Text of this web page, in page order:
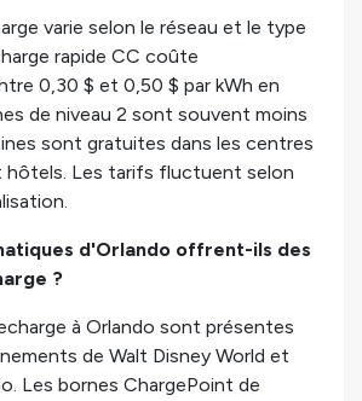
varie selon le réseau et le type
rapide CC coûte
0,30 $ et 0,50 $ par kWh en
de niveau 2 sont souvent moins
sont gratuites dans les centres
hôtels. Les tarifs fluctuent selon
d'Orlando offrent-ils des
?
à Orlando sont présentes
de Walt Disney World et
Les bornes ChargePoint de